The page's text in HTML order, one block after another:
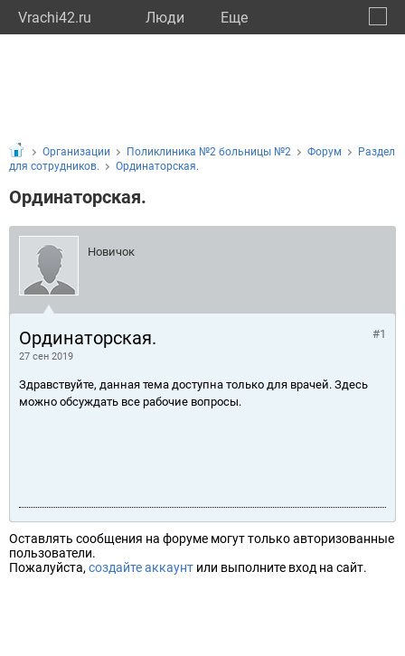
Vrachi42.ru Люди Eще
Организации Поликлиника №2 больницы №2 Форум
Раздел
для сотрудников.
Ординаторская.
Ординаторская.
Новичок
Ординаторская.
27 сен 2019
#1
Здравствуйте, данная тема доступна только для врачей. Здесь
можно обсуждать все рабочие вопросы.
Оставлять сообщения на форуме могут только авторизованные
пользователи.
Пожалуйста, создайте аккаунт или выполните вход на сайт.